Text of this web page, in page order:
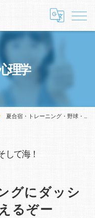
理学
夏合宿・トレーニング・野球・そして海！
して海！
グにダッシ
るぞー